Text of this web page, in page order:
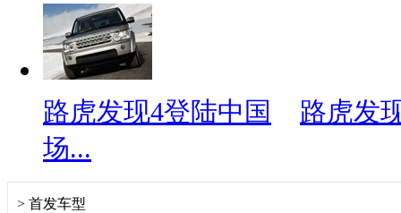
路虎发现4登陆中国
路虎发
场...
> 首发车型